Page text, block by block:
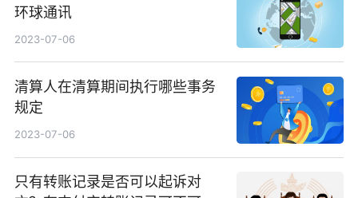
环球通讯
2023-07-06
清算人在清算期间执行哪些事务
规定
2023-07-06
只有转账记录是否可以起诉对